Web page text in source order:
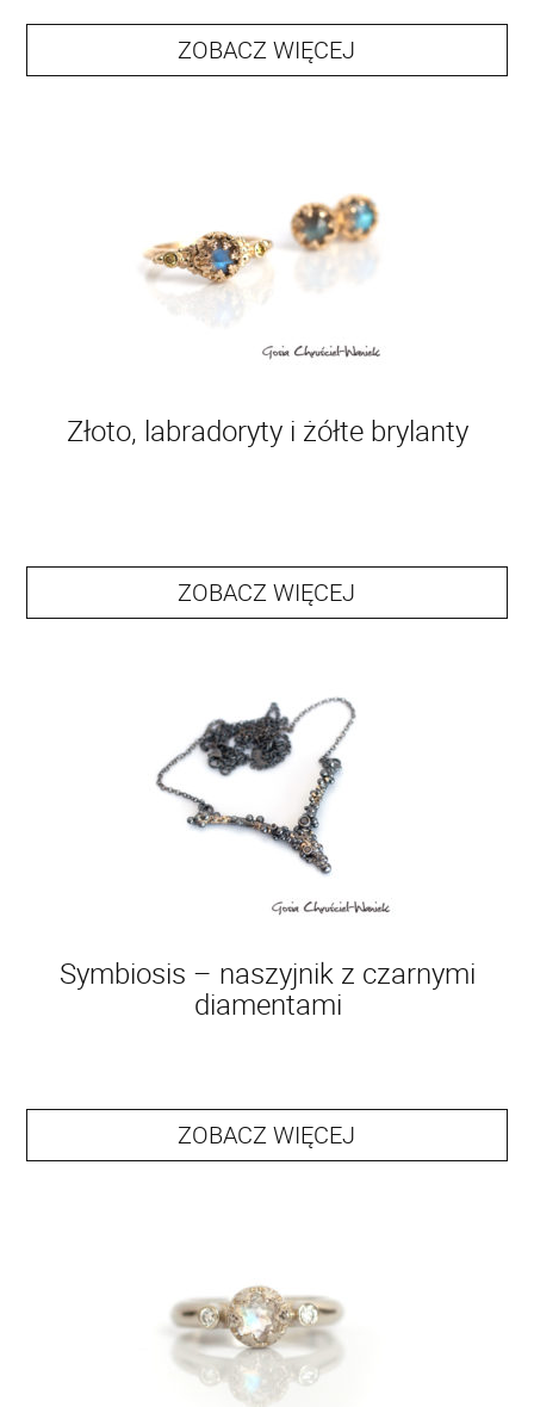
ZOBACZ WIĘCEJ
Złoto, labradoryty i żółte brylanty
ZOBACZ WIĘCEJ
Symbiosis – naszyjnik z czarnymi
diamentami
ZOBACZ WIĘCEJ